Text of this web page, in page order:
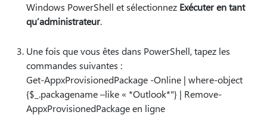
Windows PowerShell et sélectionnez Exécuter en tant
qu’administrateur.
Une fois que vous êtes dans PowerShell, tapez les
commandes suivantes :
Get-AppxProvisionedPackage -Online | where-object
{$_.packagename –like « *Outlook*"} | Remove-
AppxProvisionedPackage en ligne